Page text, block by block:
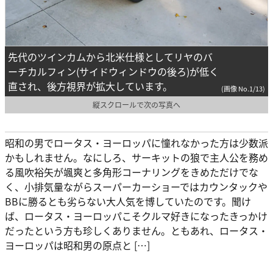
先代のツインカムから北米仕様としてリヤのバ
ーチカルフィン(サイドウィンドウの後ろ)が低く
直され、後方視界が拡大しています。
(画像 No.1/13)
縦スクロールで次の写真へ
昭和の男でロータス・ヨーロッパに憧れなかった方は少数派
かもしれません。なにしろ、サーキットの狼で主人公を務め
る風吹裕矢が颯爽と多角形コーナリングをきめただけでな
く、小排気量ながらスーパーカーショーではカウンタックや
BBに勝るとも劣らない大人気を博していたのです。聞け
ば、ロータス・ヨーロッパこそクルマ好きになったきっかけ
だったという方も珍しくありません。ともあれ、ロータス・
ヨーロッパは昭和男の原点と […]